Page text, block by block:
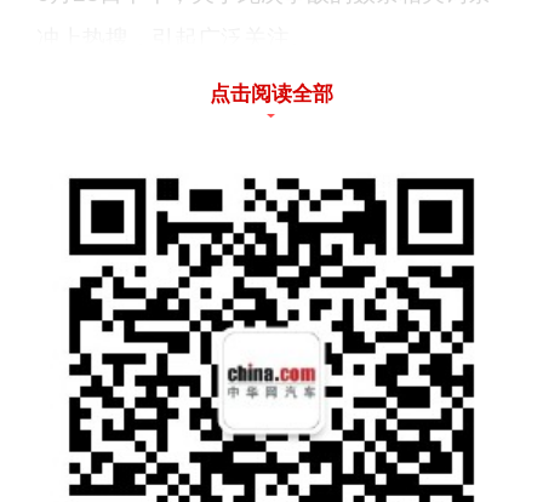
6月23日晚间，蔚来汽车通过官微回应测试
协同公安部门启动了事故原因调查分析程序。
根据对现场情况的分析可以初步确认，这是一
起（非车辆原因导致的）意外事故，并表示“我
们对这次意外非常痛心，对罹难的同事和合作
伙伴员工表示深切哀悼。公司已经成立专门的
小组，帮助家属处理善后事宜。”
点击阅读全部